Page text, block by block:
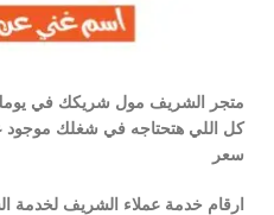
متجر الشريف مول شريكك في
كل اللي هتحتاجه في شغلك موجود
سعر
ارقام خدمة عملاء الشريف لخدمة